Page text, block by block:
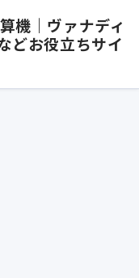
機｜ヴァナディ
どお役立ちサイ